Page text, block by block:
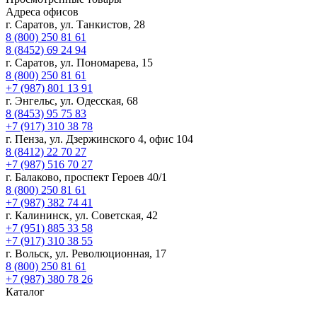
Адреса офисов
г. Саратов, ул. Танкистов, 28
8 (800) 250 81 61
8 (8452) 69 24 94
г. Саратов, ул. Пономарева, 15
8 (800) 250 81 61
+7 (987) 801 13 91
г. Энгельс, ул. Одесская, 68
8 (8453) 95 75 83
+7 (917) 310 38 78
г. Пенза, ул. Дзержинского 4, офис 104
8 (8412) 22 70 27
+7 (987) 516 70 27
г. Балаково, проспект Героев 40/1
8 (800) 250 81 61
+7 (987) 382 74 41
г. Калининск, ул. Советская, 42
+7 (951) 885 33 58
+7 (917) 310 38 55
г. Вольск, ул. Революционная, 17
8 (800) 250 81 61
+7 (987) 380 78 26
Каталог